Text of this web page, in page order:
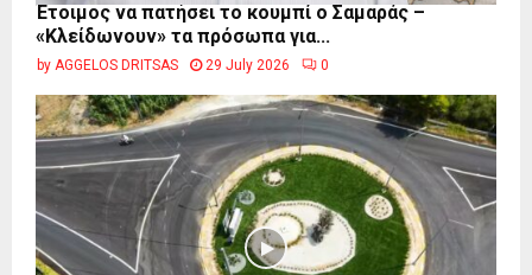
Έτοιμος να πατήσει το κουμπί ο Σαμαράς –
«Κλείδωνουν» τα πρόσωπα για...
by AGGELOS DRITSAS 29 July 2026 0